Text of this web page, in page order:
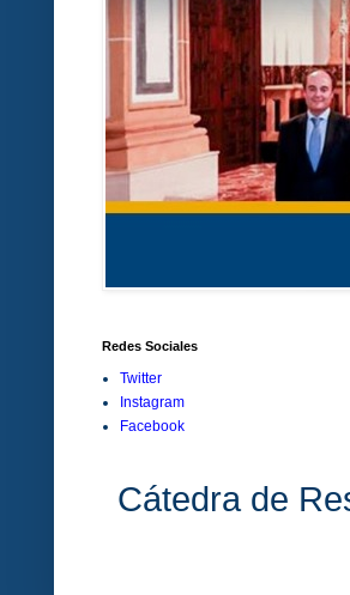
Redes Sociales
Twitter
Instagram
Facebook
Cátedra de